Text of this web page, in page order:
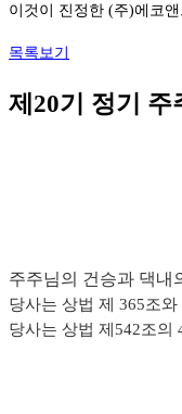
이것이 진정한 (주)에코
목록보기
제20기 정기 주
주주님의 건승과 댁내
당사는 상법 제 365조
당사는 상법 제542조의
◀